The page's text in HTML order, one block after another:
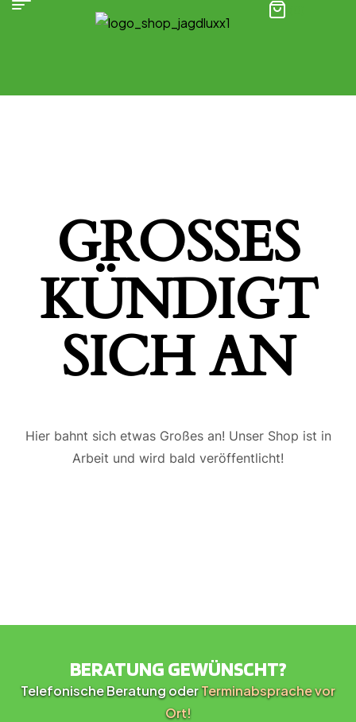
GROSSES K
ÜNDIGT S
ICH AN
Hier bahnt sich etwas Großes an! Unser Shop ist in
Arbeit und wird bald veröffentlicht!
BERATUNG GEWÜNSCHT?
Telefonische Beratung oderTerminabsprache vor
Ort!